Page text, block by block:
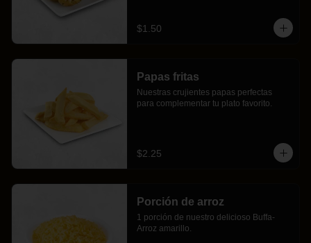
$1.50
Papas fritas
Nuestras crujientes papas perfectas
para complementar tu plato favorito.
$2.25
Porción de arroz
1 porción de nuestro delicioso Buffa-
Arroz amarillo.